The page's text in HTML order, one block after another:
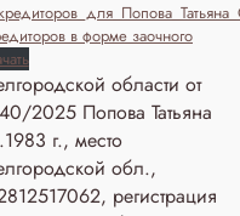
в форме заочного
области от
2025 Попова Татьяна
г., место
обл.,
регистрация